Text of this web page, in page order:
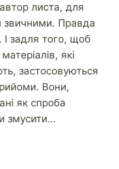
листа, для
звичними. Правда
І задля того, щоб
які
застосовуються
Вони,
як спроба
змусити…